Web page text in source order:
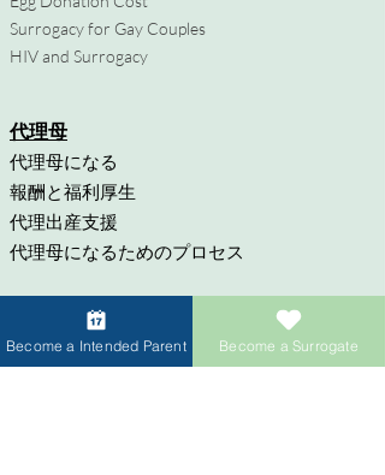
Surrogacy for Gay Couples
HIV and Surrogacy​
代理母
代理母になる
報酬と福利厚生
代理出産支援
代理母になるためのプロセス
卵子提供者になる
Become a Intended Parent Become a Surrogate